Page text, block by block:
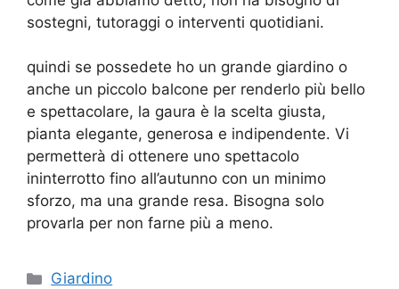
sostegni, tutoraggi o interventi quotidiani.
quindi se possedete ho un grande giardino o
anche un piccolo balcone per renderlo più bello
e spettacolare, la gaura è la scelta giusta,
pianta elegante, generosa e indipendente. Vi
permetterà di ottenere uno spettacolo
ininterrotto fino all’autunno con un minimo
sforzo, ma una grande resa. Bisogna solo
provarla per non farne più a meno.
Categorie
Giardino